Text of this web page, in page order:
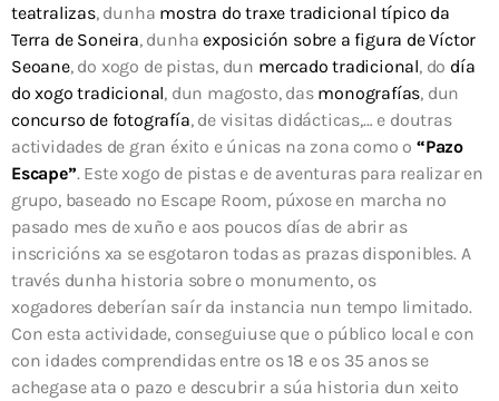
teatralizas, dunha mostra do traxe tradicional típico da
Terra de Soneira, dunhaexposición sobre a figura de Víctor
Seoane, do xogo de pistas, dun mercado tradicional, do día
do xogo tradicional, dun magosto, das monografías, dun
concurso de fotografía, de visitas didácticas,… e doutras
actividades de gran éxito e únicas na zona como o “Pazo
Escape”. Este xogo de pistas e de aventuras para realizar en
grupo, baseado no Escape Room, púxose en marcha no
pasado mes de xuño e aos poucos días de abrir as
inscricións xa se esgotaron todas as prazas disponibles. A
través dunha historia sobre o monumento, os
xogadores deberían saír da instancia nun tempo limitado.
Con esta actividade, conseguiuse que o público local e con
con idades comprendidas entre os 18 e os 35 anos se
achegase ata o pazo e descubrir a súa historia dun xeito